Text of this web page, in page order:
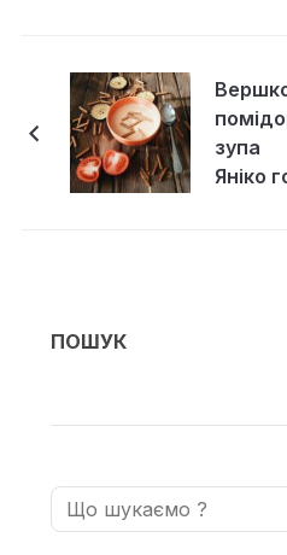
зупа
Яніко
ПОШУК
Search